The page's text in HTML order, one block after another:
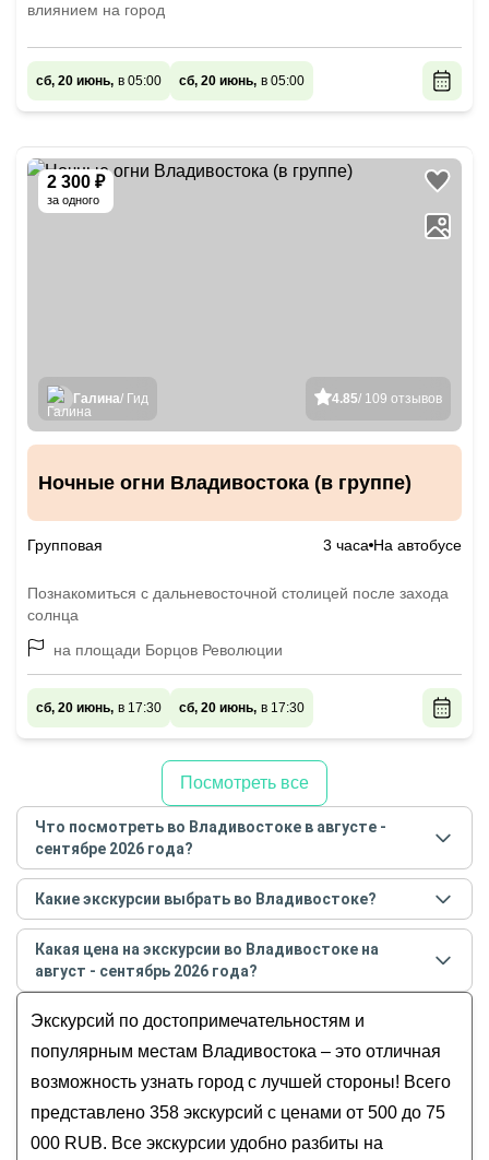
влиянием на город
сб, 20 июнь, в 05:00 сб, 20 июнь, в 05:00
2 300 ₽
за одного
4.85/ 109 отзывов
Галина/ Гид
Ночные огни Владивостока (в группе)
Групповая 3 часа На автобусе
Познакомиться с дальневосточной столицей после захода
солнца
на площади Борцов Революции
сб, 20 июнь, в 17:30 сб, 20 июнь, в 17:30
Посмотреть все
Что посмотреть во Владивостоке в августе -
сентябре 2026 года?
Самые популярные меставо Владивостокев
августе - сентябре 2026года:
Обзорные
История и архитектура
Музеи и искусство
Гастрономические
Для детей
Какие экскурсии выбрать во Владивостоке?
Самые популярные экскурсииво Владивостокев
августе - сентябре 2026года:
По исторической Миллионке с китаистом
Экскурсия 3 в 1: сафари-парк + бухты Шамора
и Стеклянная
Обзорная экскурсия по Владивостоку:
на автобусе и пешком
Топ-8 локаций острова Русский + мыс Тобизина
История китайского квартала Миллионка во
Какая цена на экскурсии во Владивостоке на
август - сентябрь 2026 года?
сентябрь 2026года от 500до 75 000 RUB
Экскурсий по достопримечательностям и
популярным местам Владивостока – это отличная
возможность узнать город с лучшей стороны! Всего
представлено 358 экскурсий с ценами от 500 до 75
000 RUB. Все экскурсии удобно разбиты на